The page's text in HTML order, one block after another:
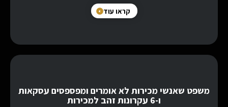
קראו עוד
משפט שאנשי מכירות לא אומרים ומפספסים עסקאות
ו-6 עקרונות זהב למכירות